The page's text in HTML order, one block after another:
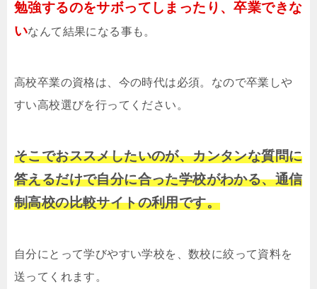
勉強するのをサボってしまったり、卒業できな
いなんて結果になる事も。
高校卒業の資格は、今の時代は必須。なので卒業しや
すい高校選びを行ってください。
そこでおススメしたいのが、カンタンな質問に
答えるだけで自分に合った学校がわかる、通信
制高校の比較サイトの利用です。
自分にとって学びやすい学校を、数校に絞って資料を
送ってくれます。